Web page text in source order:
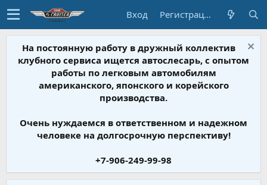
Вход Регистрация
На постоянную работу в дружный коллектив
клубного сервиса ищется автослесарь, с опытом
работы по легковым автомобилям
американского, японского и корейского
производства.
Очень нуждаемся в ответственном и надежном
человеке на долгосрочную перспективу!
+7-906-249-99-98